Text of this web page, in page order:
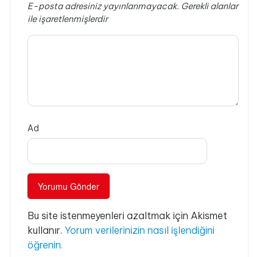
E-posta adresiniz yayınlanmayacak. Gerekli alanlar
ile işaretlenmişlerdir
Ad
Bu site istenmeyenleri azaltmak için Akismet
kullanır. Yorum verilerinizin nasıl işlendiğini
öğrenin.